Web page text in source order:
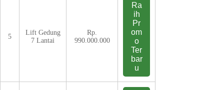
5
Lift Gedung
7 Lantai
Rp.
990.000.000
Ra
ih
Pr
om
o
Ter
bar
u